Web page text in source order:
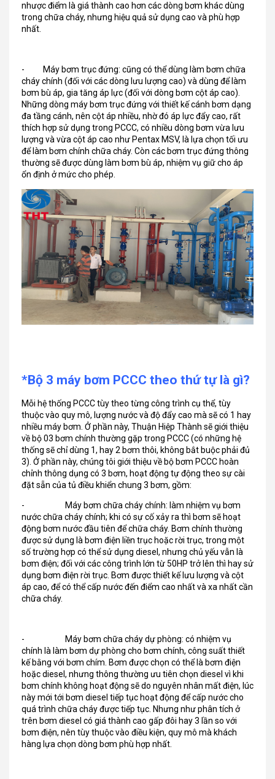
nhược điểm là giá thành cao hơn các dòng bơm khác dùng
trong chữa cháy, nhưng hiệu quả sử dụng cao và phù hợp
nhất.
- Máy bơm trục đứng: cũng có thể dùng làm bơm chữa
cháy chính (đối với các dòng lưu lượng cao) và dùng để làm
bơm bù áp, gia tăng áp lực (đối với dòng bơm cột áp cao).
Những dòng máy bơm trục đứng với thiết kế cánh bơm dạng
đa tầng cánh, nên cột áp nhiều, nhờ đó áp lực đẩy cao, rất
thích hợp sử dụng trong PCCC, có nhiều dòng bơm vừa lưu
lượng và vừa cột áp cao như Pentax MSV, là lựa chọn tối ưu
để làm bơm chính chữa cháy. Còn các bơm trục đứng thông
thường sẽ được dùng làm bơm bù áp, nhiệm vụ giữ cho áp
ổn định ở mức cho phép.
*Bộ 3 máy bơm PCCC theo thứ tự là gì?
Mỗi hệ thống PCCC tùy theo từng công trình cụ thể, tùy
thuộc vào quy mô, lượng nước và độ đẩy cao mà sẽ có 1 hay
nhiều máy bơm. Ở phần này, Thuận Hiệp Thành sẽ giới thiệu
về bộ 03 bơm chính thường gặp trong PCCC (có những hệ
thống sẽ chỉ dùng 1, hay 2 bơm thôi, không bắt buộc phải đủ
3). Ở phần này, chúng tôi giới thiệu về bộ bơm PCCC hoàn
chỉnh thông dụng có 3 bơm, hoạt động tự động theo sự cài
đặt sẵn của tủ điều khiển chung 3 bơm, gồm:
- Máy bơm chữa cháy chính: làm nhiệm vụ bơm
nước chữa cháy chính; khi có sự cố xảy ra thì bơm sẽ hoạt
động bơm nước đầu tiên để chữa cháy. Bơm chính thường
được sử dụng là bơm điện liền trục hoặc rời trục, trong một
số trường hợp có thể sử dụng diesel, nhưng chủ yếu vẫn là
bơm điện; đối với các công trình lớn từ 50HP trở lên thì hay sử
dụng bơm điện rời trục. Bơm được thiết kế lưu lượng và cột
áp cao, để có thể cấp nước đến điểm cao nhất và xa nhất cần
chữa cháy.
- Máy bơm chữa cháy dự phòng: có nhiệm vụ
chính là làm bơm dự phòng cho bơm chính, công suất thiết
kế bằng với bơm chím. Bơm được chọn có thể là bơm điện
hoặc diesel, nhưng thông thường ưu tiên chọn diesel vì khi
bơm chính không hoạt động sẽ do nguyên nhân mất điện, lúc
này mới tới bơm diesel tiếp tục hoạt động để cấp nước cho
quá trình chữa cháy được tiếp tục. Nhưng như phân tích ở
trên bơm diesel có giá thành cao gấp đôi hay 3 lần so với
bơm điện, nên tùy thuộc vào điều kiện, quy mô mà khách
hàng lựa chọn dòng bơm phù hợp nhất.